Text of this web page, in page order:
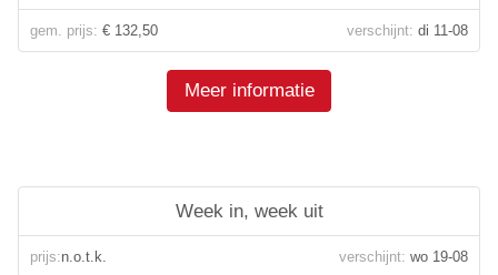
gem. prijs: € 132,50 verschijnt: di 11-08
Meer informatie
Week in, week uit
prijs:n.o.t.k. verschijnt: wo 19-08